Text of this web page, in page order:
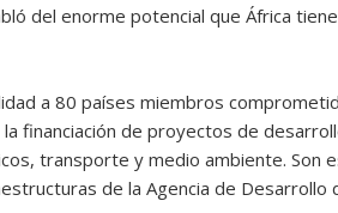
del enorme potencial que África
a 80 países miembros
financiación de proyectos de
transporte y medio ambiente. Son
de la Agencia de Desarrollo